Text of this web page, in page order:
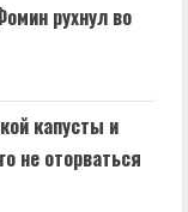
рухнул во
капусты и
не оторваться